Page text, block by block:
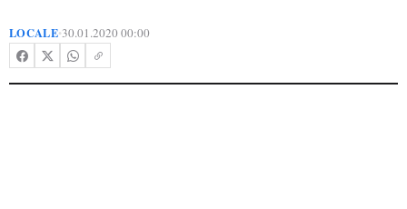
LOCALE•30.01.2020 00:00